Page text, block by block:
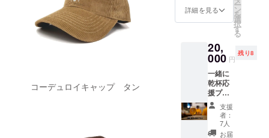
コーデュロイキャップ タン
れる可
能性が
ござい
予めご
了承く
ださ
い。 ※
３ 瓶
ビール
はクラ
ウド
ファン
ディン
細 カ
リーブ
素材 :
ン100%
タスラ
ン加工
生地 サ
イズ：
ワンサ
イズ
カー
・バッ
クプリ
ントロ
ゴ入り
トレー
ナー
１着
2024年
10月頃
商品詳
レッ
シュな
缶ビー
シュピ
ゲラウ
の
チュー
リップ
グラス
で飲み
たい
方、今
回クラ
詳細を見る ー
ン
を
選
択
す
る
20,
000 円
残り8
一緒に
乾杯応
援プラ
ン フ
ローラ
のメン
バーと
支援
者：
7人
お届